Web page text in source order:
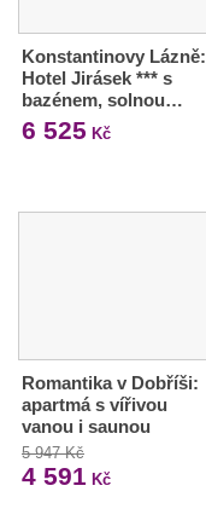
Konstantinovy Lázně:
Hotel Jirásek *** s
bazénem, solnou…
6 525 Kč
Romantika v Dobříši:
apartmá s vířivou
vanou i saunou
5 947 Kč
4 591 Kč